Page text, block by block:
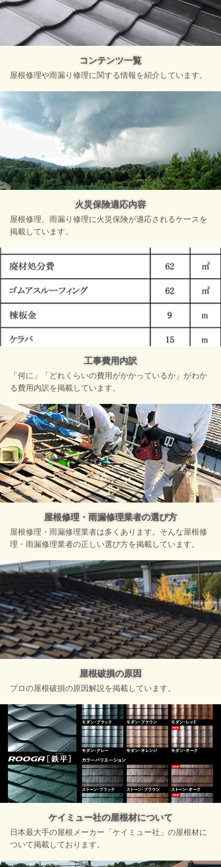
コンテンツ一覧
屋根修理や雨漏り修理に関する情報を紹介しています。
火災保険適応内容
屋根修理、雨漏り修理に火災保険が適応されるケースを
掲載しています。
工事費用内訳
「何に」「どれくらいの費用がかかっているか」がわか
る費用内訳を掲載しています。
屋根修理・雨漏修理業者の選び方
屋根修理・雨漏修理業者は多くあります。そんな屋根修
理・雨漏修理業者の正しい選び方を掲載しています。
屋根破損の原因
プロの屋根破損の原因解説を掲載しています。
ケイミュー社の屋根材について
日本最大手の屋根メーカー「ケイミュー社」の屋根材に
ついて掲載しております。